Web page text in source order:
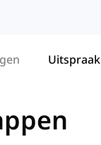
Uitspraak